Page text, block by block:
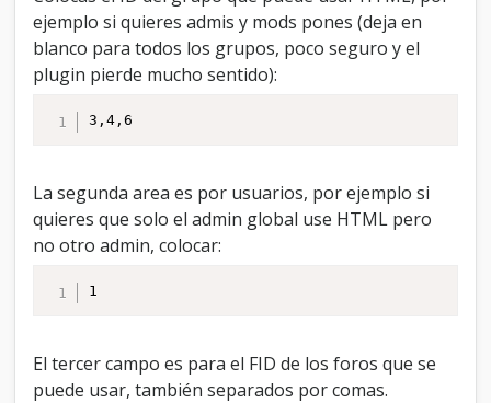
ejemplo si quieres admis y mods pones (deja en
blanco para todos los grupos, poco seguro y el
plugin pierde mucho sentido):
3,4,6
La segunda area es por usuarios, por ejemplo si
quieres que solo el admin global use HTML pero
no otro admin, colocar:
1
El tercer campo es para el FID de los foros que se
puede usar, también separados por comas.